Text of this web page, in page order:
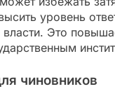
уровень
Это
чиновников